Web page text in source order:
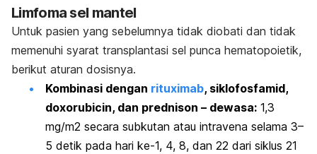
Limfoma sel mantel
Untuk pasien yang sebelumnya tidak diobati dan tidak
memenuhi syarat transplantasi sel punca hematopoietik,
berikut aturan dosisnya.
Kombinasi dengan rituximab, siklofosfamid,
doxorubicin, dan prednison – dewasa: 1,3
mg/m2 secara subkutan atau intravena selama 3–
5 detik pada hari ke-1, 4, 8, dan 22 dari siklus 21